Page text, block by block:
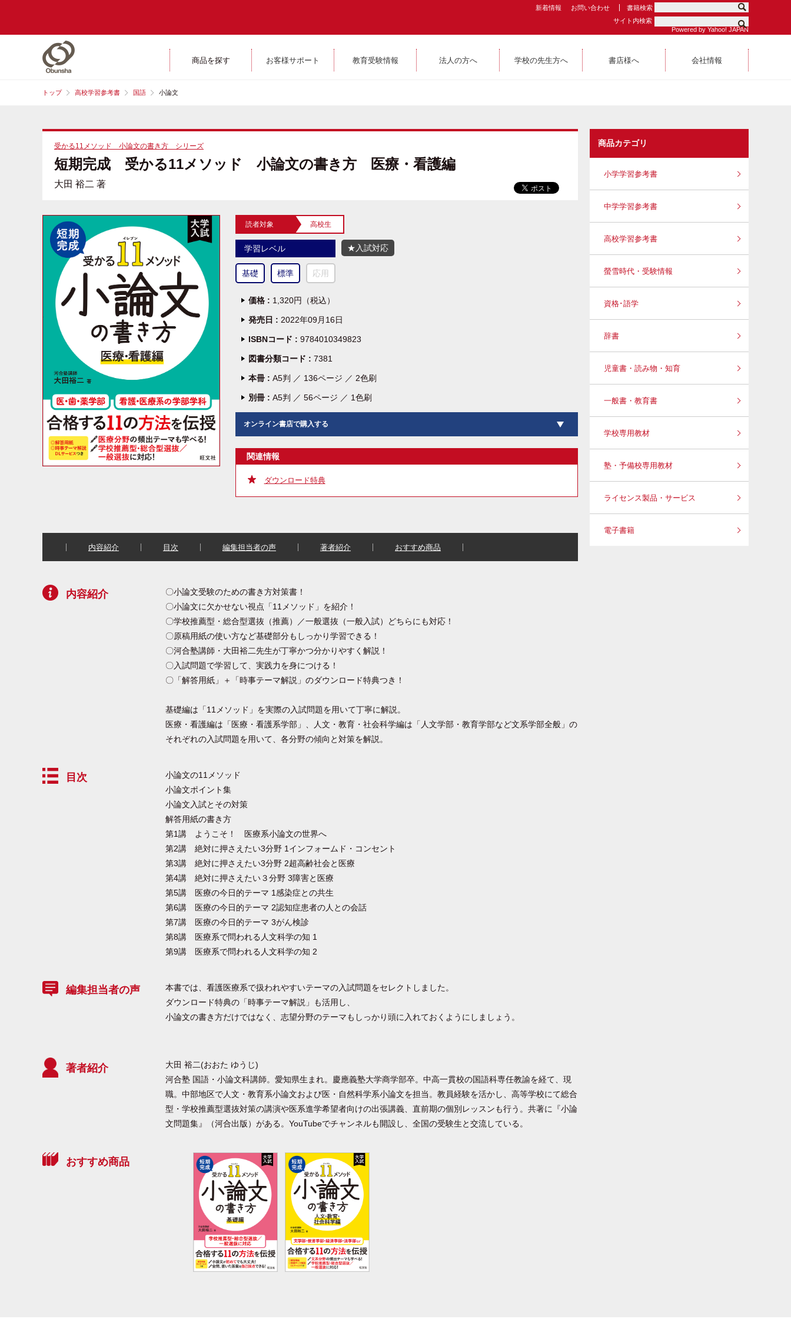
新着情報 お問い合わせ
書籍検索
サイト内検索
Powered by Yahoo! JAPAN
商品を探す お客様サポート 教育受験情報 法人の方へ 学校の先生方へ 書店様へ 会社情報
トップ 高校学習参考書 国語 小論文
受かる11メソッド 小論文の書き方 シリーズ
短期完成 受かる11メソッド 小論文の書き方 医療・看護編
大田 裕二 著
読者対象 高校生
学習レベル
基礎 標準 応用
★入試対応
価格 : 1,320円（税込）
発売日 : 2022年09月16日
ISBNコード : 9784010349823
図書分類コード : 7381
本冊 : A5判 ／ 136ページ ／ 2色刷
別冊 : A5判 ／ 56ページ ／ 1色刷
オンライン書店で購入する
関連情報
ダウンロード特典
内容紹介 目次 編集担当者の声 著者紹介 おすすめ商品
内容紹介
〇小論文受験のための書き方対策書！
〇小論文に欠かせない視点「11メソッド」を紹介！
〇学校推薦型・総合型選抜（推薦）／一般選抜（一般入試）どちらにも対応！
〇原稿用紙の使い方など基礎部分もしっかり学習できる！
〇河合塾講師・大田裕二先生が丁寧かつ分かりやすく解説！
〇入試問題で学習して、実践力を身につける！
〇「解答用紙」＋「時事テーマ解説」のダウンロード特典つき！
基礎編は「11メソッド」を実際の入試問題を用いて丁寧に解説。
医療・看護編は「医療・看護系学部」、人文・教育・社会科学編は「人文学部・教育学部など文系学部全般」の
それぞれの入試問題を用いて、各分野の傾向と対策を解説。
目次
小論文の11メソッド
小論文ポイント集
小論文入試とその対策
解答用紙の書き方
第1講 ようこそ！ 医療系小論文の世界へ
第2講 絶対に押さえたい3分野 1インフォームド・コンセント
第3講 絶対に押さえたい3分野 2超高齢社会と医療
第4講 絶対に押さえたい３分野 3障害と医療
第5講 医療の今日的テーマ 1感染症との共生
第6講 医療の今日的テーマ 2認知症患者の人との会話
第7講 医療の今日的テーマ 3がん検診
第8講 医療系で問われる人文科学の知 1
第9講 医療系で問われる人文科学の知 2
編集担当者の声
本書では、看護医療系で扱われやすいテーマの入試問題をセレクトしました。
ダウンロード特典の「時事テーマ解説」も活用し、
小論文の書き方だけではなく、志望分野のテーマもしっかり頭に入れておくようにしましょう。
著者紹介
大田 裕二(おおた ゆうじ)
河合塾 国語・小論文科講師。愛知県生まれ。慶應義塾大学商学部卒。中高一貫校の国語科専任教諭を経て、現
職。中部地区で人文・教育系小論文および医・自然科学系小論文を担当。教員経験を活かし、高等学校にて総合
型・学校推薦型選抜対策の講演や医系進学希望者向けの出張講義、直前期の個別レッスンも行う。共著に『小論
文問題集』（河合出版）がある。YouTubeでチャンネルも開設し、全国の受験生と交流している。
おすすめ商品
商品カテゴリ
小学学習参考書
中学学習参考書
高校学習参考書
螢雪時代・受験情報
資格･語学
辞書
児童書・読み物・知育
一般書・教育書
学校専用教材
塾・予備校専用教材
ライセンス製品・サービス
電子書籍